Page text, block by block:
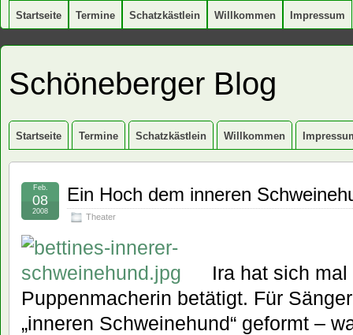
Startseite Termine Schatzkästlein Willkommen Impressum
Schöneberger Blog
Startseite Termine Schatzkästlein Willkommen
Ein Hoch dem inneren
Theater
Feb.
08
2008
Ira hat sich
Puppenmacherin betätigt. Für
„inneren Schweinehund“ geformt –